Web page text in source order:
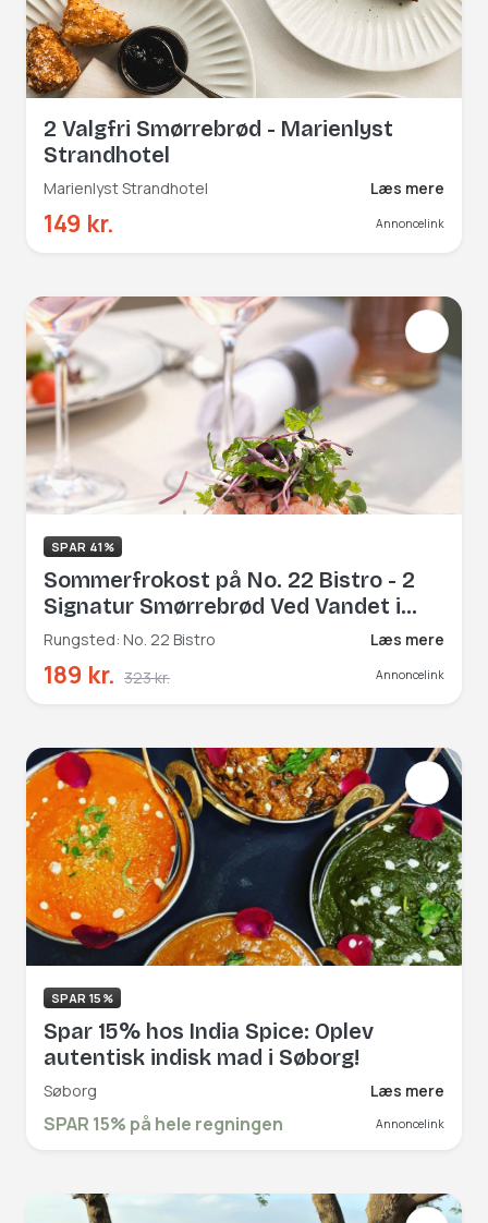
2 Valgfri Smørrebrød - Marienlyst
Strandhotel
Marienlyst Strandhotel Læs mere
149 kr. Annoncelink
SPAR 41%
Sommerfrokost på No. 22 Bistro - 2
Signatur Smørrebrød Ved Vandet i
Rungsted Havn
Rungsted: No. 22 Bistro Læs mere
189 kr. 323 kr. Annoncelink
SPAR 15%
Spar 15% hos India Spice: Oplev
autentisk indisk mad i Søborg!
Søborg Læs mere
SPAR 15% på hele regningen Annoncelink